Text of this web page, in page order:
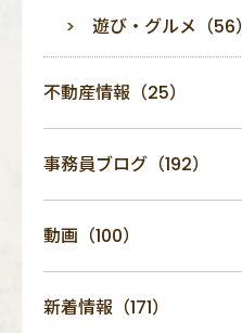
遊び・グルメ（56）
不動産情報（25）
事務員ブログ（192）
動画（100）
新着情報（171）